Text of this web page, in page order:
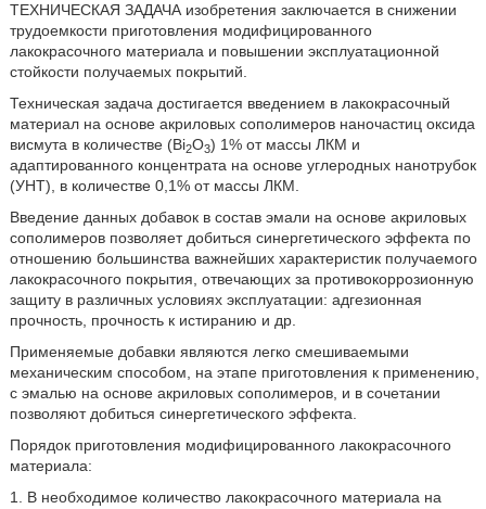
ТЕХНИЧЕСКАЯ ЗАДАЧА изобретения заключается в снижении
трудоемкости приготовления модифицированного
лакокрасочного материала и повышении эксплуатационной
стойкости получаемых покрытий.
Техническая задача достигается введением в лакокрасочный
материал на основе акриловых сополимеров наночастиц оксида
висмута в количестве (Bi2O3) 1% от массы ЛКМ и
адаптированного концентрата на основе углеродных нанотрубок
(УНТ), в количестве 0,1% от массы ЛКМ.
Введение данных добавок в состав эмали на основе акриловых
сополимеров позволяет добиться синергетического эффекта по
отношению большинства важнейших характеристик получаемого
лакокрасочного покрытия, отвечающих за противокоррозионную
защиту в различных условиях эксплуатации: адгезионная
прочность, прочность к истиранию и др.
Применяемые добавки являются легко смешиваемыми
механическим способом, на этапе приготовления к применению,
с эмалью на основе акриловых сополимеров, и в сочетании
позволяют добиться синергетического эффекта.
Порядок приготовления модифицированного лакокрасочного
материала:
1. В необходимое количество лакокрасочного материала на